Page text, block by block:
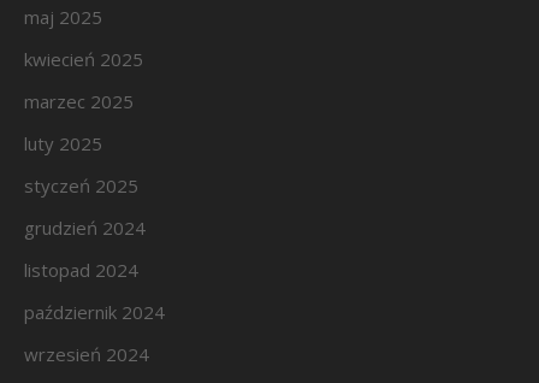
maj 2025
kwiecień 2025
marzec 2025
luty 2025
styczeń 2025
grudzień 2024
listopad 2024
październik 2024
wrzesień 2024